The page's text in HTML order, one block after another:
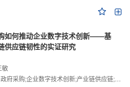
如何推动企业数字技术创新——基
供应链韧性的实证研究
敏
政府采购;企业数字技术创新;产业链供应链;产业链供应链韧性;需求侧财政政策